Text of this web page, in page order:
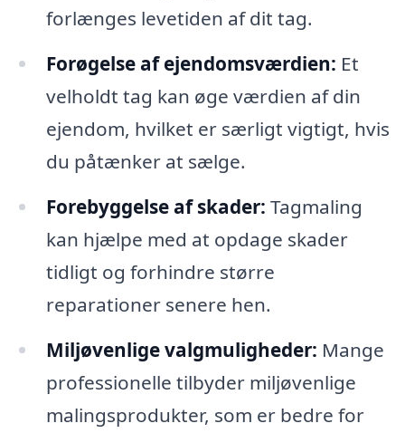
forlænges levetiden af dit tag.
Forøgelse af ejendomsværdien: Et
velholdt tag kan øge værdien af din
ejendom, hvilket er særligt vigtigt, hvis
du påtænker at sælge.
Forebyggelse af skader: Tagmaling
kan hjælpe med at opdage skader
tidligt og forhindre større
reparationer senere hen.
Miljøvenlige valgmuligheder: Mange
professionelle tilbyder miljøvenlige
malingsprodukter, som er bedre for